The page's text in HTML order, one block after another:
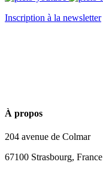
Inscription à la newsletter
À propos
204 avenue de Colmar
67100 Strasbourg, France